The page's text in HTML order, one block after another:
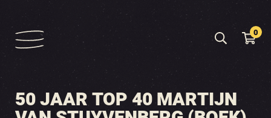
0
50 JAAR TOP 40 MARTIJN